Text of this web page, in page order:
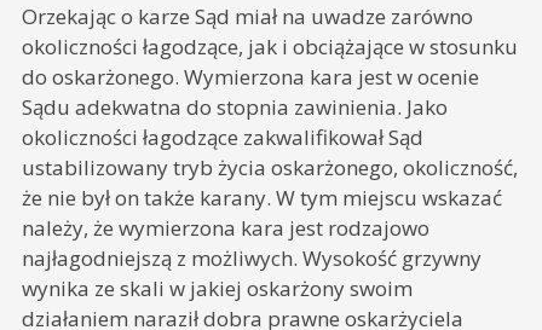
Orzekając o karze Sąd miał na uwadze zarówno
okoliczności łagodzące, jak i obciążające w stosunku
do oskarżonego. Wymierzona kara jest w ocenie
Sądu adekwatna do stopnia zawinienia. Jako
okoliczności łagodzące zakwalifikował Sąd
ustabilizowany tryb życia oskarżonego, okoliczność,
że nie był on także karany. W tym miejscu wskazać
należy, że wymierzona kara jest rodzajowo
najłagodniejszą z możliwych. Wysokość grzywny
wynika ze skali w jakiej oskarżony swoim
działaniem naraził dobra prawne oskarżyciela